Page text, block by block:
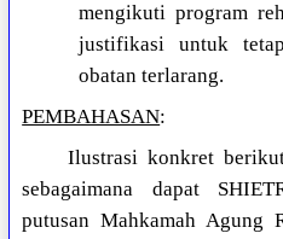
mengikuti program
justifikasi untuk
obatan terlarang.
PEMBAHASAN:
Ilustrasi konkret
sebagaimana dapat
putusan Mahkamah Agung